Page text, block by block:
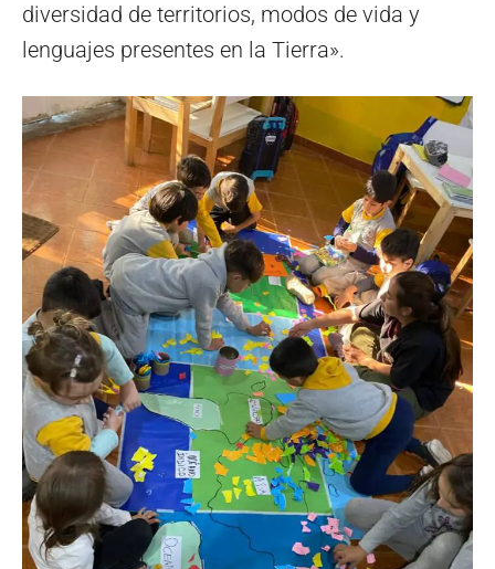
diversidad de territorios, modos de vida y
lenguajes presentes en la Tierra».